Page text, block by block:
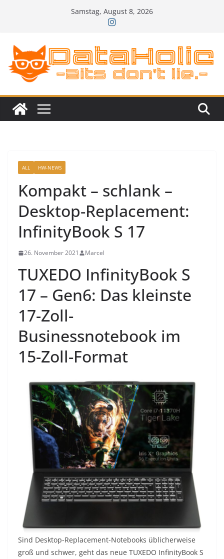
Samstag, August 8, 2026
ALL HW-NEWS
Kompakt – schlank –
Desktop-Replacement:
InfinityBook S 17
26. November 2021 Marcel
TUXEDO InfinityBook S
17 – Gen6: Das kleinste
17-Zoll-
Businessnotebook im
15-Zoll-Format
Sind Desktop-Replacement-Notebooks üblicherweise
groß und schwer, geht das neue TUXEDO InfinityBook S